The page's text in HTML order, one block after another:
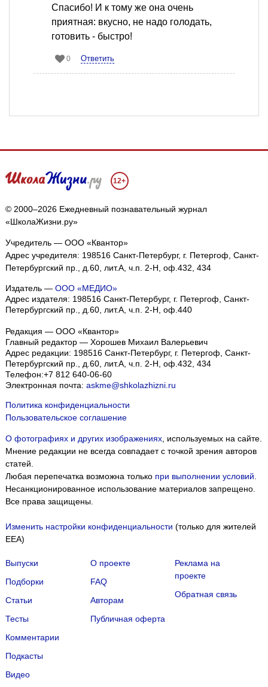
Спасибо! И к тому же она очень
приятная: вкусно, не надо голодать,
готовить - быстро!
0 Ответить
12+
© 2000–2026 Ежедневный познавательный журнал
«ШколаЖизни.ру»
Учредитель — ООО «Квантор»
Адрес учредителя: 198516 Санкт-Петербург, г. Петергоф, Санкт-
Петербургский пр., д.60, лит.А, ч.п. 2-Н, оф.432, 434
Издатель — ООО «МЕДИО»
Адрес издателя: 198516 Санкт-Петербург, г. Петергоф, Санкт-
Петербургский пр., д.60, лит.А, ч.п. 2-Н, оф.440
Редакция — ООО «Квантор»
Главный редактор — Хорошев Михаил Валерьевич
Адрес редакции: 198516 Санкт-Петербург, г. Петергоф, Санкт-
Петербургский пр., д.60, лит.А, ч.п. 2-Н, оф.432, 434
Телефон:+7 812 640-06-60
Электронная почта: askme@shkolazhizni.ru
Политика конфиденциальности
Пользовательское соглашение
О фотографиях и других изображениях, используемых на сайте.
Мнение редакции не всегда совпадает с точкой зрения авторов
статей.
Любая перепечатка возможна только при выполнении условий.
Несанкционированное использование материалов запрещено.
Все права защищены.
Изменить настройки конфиденциальности (только для жителей
EEA)
Выпуски
Подборки
Статьи
Тесты
Комментарии
Подкасты
Видео
О проекте
FAQ
Авторам
Публичная оферта
Реклама на
проекте
Обратная связь